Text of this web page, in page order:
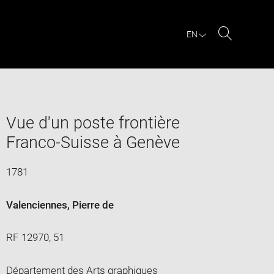
EN
Vue d'un poste frontière
Franco-Suisse à Genève
1781
Valenciennes, Pierre de
RF 12970, 51
Département des Arts graphiques